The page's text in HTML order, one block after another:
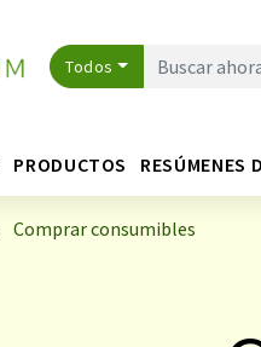
Todos
PRODUCTOS RESÚMENES
Comprar consumibles